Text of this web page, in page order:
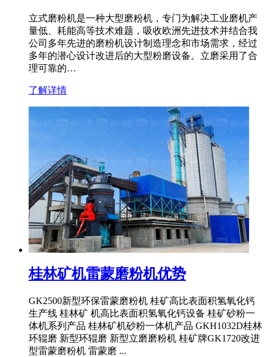
立式磨粉机是一种大型磨粉机，专门为解决工业磨机产
量低、耗能高等技术难题，吸收欧洲先进技术并结合我
公司多年先进的磨粉机设计制造理念和市场需求，经过
多年的潜心设计改进后的大型粉磨设备。立磨采用了合
理可靠的…
了解详情
桂林矿机雷蒙磨粉机优势
GK2500新型环保雷蒙磨粉机 桂矿高比表面积氢氧化钙
生产线 桂林矿 机高比表面积氢氧化钙设备 桂矿砂粉一
体机系列产品 桂林矿机砂粉一体机产品 GKH1032D桂林
环辊磨 新型环辊磨 新型立磨磨粉机 桂矿牌GK1720改进
型雷蒙磨粉机 雷蒙磨 ...